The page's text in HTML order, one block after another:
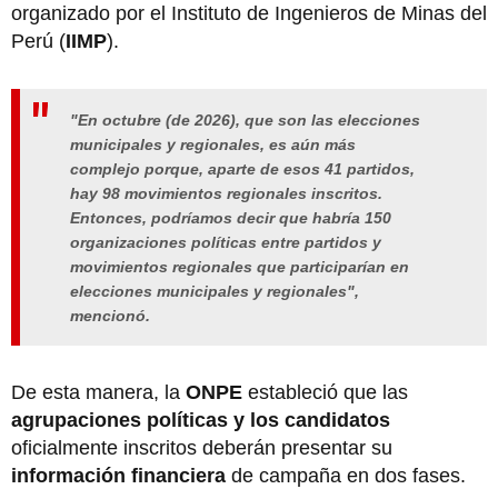
organizado por el Instituto de Ingenieros de Minas del
Perú (IIMP).
"En octubre (de 2026), que son las elecciones
municipales y regionales, es aún más
complejo porque, aparte de esos 41 partidos,
hay 98 movimientos regionales inscritos.
Entonces, podríamos decir que habría 150
organizaciones políticas entre partidos y
movimientos regionales que participarían en
elecciones municipales y regionales",
mencionó.
De esta manera, la ONPE estableció que las
agrupaciones políticas y los candidatos
oficialmente inscritos deberán presentar su
información financiera de campaña en dos fases.